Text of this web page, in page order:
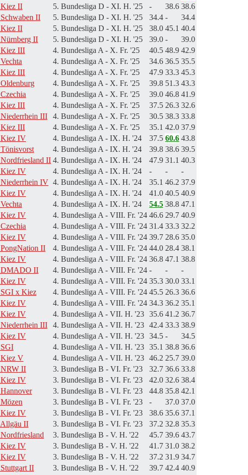
Kiez II 5. Bundesliga D - XI. H. '25 - 38.6 38.6
Schwaben II 5. Bundesliga D - XI. H. '25 34.4 -
34.4
Kiez II 5. Bundesliga D - XI. H. '25 38.0 45.1 40.4
Nürnberg II 5. Bundesliga D - XI. H. '25 39.0 -
39.0
Kiez III 4. Bundesliga A - X. Fr. '25 40.5 48.9 42.9
Vechta 4. Bundesliga A - X. Fr. '25 34.6 36.5 35.5
Kiez III 4. Bundesliga A - X. Fr. '25 47.9 33.3 45.3
Oldenburg 4. Bundesliga A - X. Fr. '25 39.8 51.3 43.3
Czechia 4. Bundesliga A - X. Fr. '25 39.0 46.8 41.9
Kiez III 4. Bundesliga A - X. Fr. '25 37.5 26.3 32.6
Niederrhein III 4. Bundesliga A - X. Fr. '25 30.5 38.3 33.8
Kiez III 4. Bundesliga A - X. Fr. '25 35.1 42.0 37.9
Kiez IV 4. Bundesliga A - IX. H. '24 37.5 60.6 43.8
Tönisvorst 4. Bundesliga A - IX. H. '24 39.8 38.6 39.5
Nordfriesland II 4. Bundesliga A - IX. H. '24 47.9 31.1 40.3
Kiez IV 4. Bundesliga A - IX. H. '24 - -
-
Niederrhein IV 4. Bundesliga A - IX. H. '24 35.1 46.2 37.9
Kiez IV 4. Bundesliga A - IX. H. '24 41.0 40.5 40.9
Vechta 4. Bundesliga A - IX. H. '24 54.5 38.8 47.1
Kiez IV 4. Bundesliga A - VIII. Fr. '24 46.6 29.7 40.9
Czechia 4. Bundesliga A - VIII. Fr. '24 31.4 33.3 32.2
Kiez IV 4. Bundesliga A - VIII. Fr. '24 39.7 28.6 35.0
PongNation II 4. Bundesliga A - VIII. Fr. '24 44.0 28.4 38.1
Kiez IV 4. Bundesliga A - VIII. Fr. '24 36.8 47.1 38.8
DMADO II 4. Bundesliga A - VIII. Fr. '24 - -
-
Kiez IV 4. Bundesliga A - VIII. Fr. '24 35.3 30.0 33.1
SGI x Kiez 4. Bundesliga A - VIII. Fr. '24 45.5 26.3 36.6
Kiez IV 4. Bundesliga A - VIII. Fr. '24 34.3 36.2 35.1
Kiez IV 4. Bundesliga A - VII. H. '23 35.6 41.2 36.7
Niederrhein III 4. Bundesliga A - VII. H. '23 42.4 33.3 38.9
Kiez IV 4. Bundesliga A - VII. H. '23 34.5 -
34.5
SGI 4. Bundesliga A - VII. H. '23 35.1 38.8 36.6
Kiez V 4. Bundesliga A - VII. H. '23 46.2 25.7 39.0
NRW II 3. Bundesliga B - VI. Fr. '23 32.7 36.6 33.8
Kiez IV 3. Bundesliga B - VI. Fr. '23 42.0 32.6 38.4
Hannover 3. Bundesliga B - VI. Fr. '23 44.8 35.8 42.1
Mözen 3. Bundesliga B - VI. Fr. '23 - 37.0 37.0
Kiez IV 3. Bundesliga B - VI. Fr. '23 38.6 35.6 37.1
Allgäu II 3. Bundesliga B - VI. Fr. '23 37.2 32.8 35.3
Nordfriesland 3. Bundesliga B - V. H. '22 45.7 39.6 43.7
Kiez IV 3. Bundesliga B - V. H. '22 41.7 31.0 38.2
Kiez IV 3. Bundesliga B - V. H. '22 37.2 31.9 34.7
Stuttgart II 3. Bundesliga B - V. H. '22 39.7 42.4 40.9